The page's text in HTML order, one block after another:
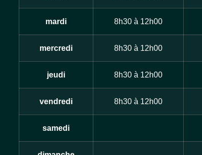
mardi 8h30 à 12h00
mercredi 8h30 à 12h00
jeudi 8h30 à 12h00
vendredi 8h30 à 12h00
samedi